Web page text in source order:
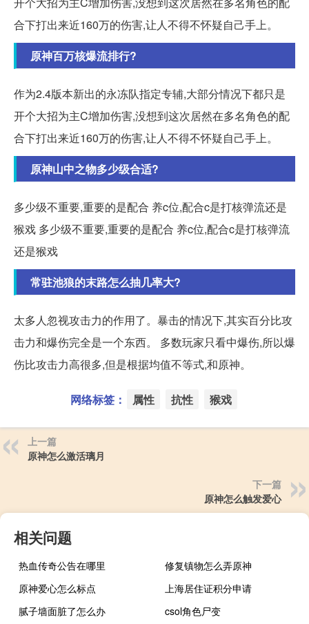
合下打出来近160万的伤害,让人不得不怀疑自己手上。
原神百万核爆流排行?
作为2.4版本新出的永冻队指定专辅,大部分情况下都只是
开个大招为主C增加伤害,没想到这次居然在多名角色的配
合下打出来近160万的伤害,让人不得不怀疑自己手上。
原神山中之物多少级合适?
多少级不重要,重要的是配合 养c位,配合c是打核弹流还是
猴戏 多少级不重要,重要的是配合 养c位,配合c是打核弹流
还是猴戏
常驻池狼的末路怎么抽几率大?
太多人忽视攻击力的作用了。暴击的情况下,其实百分比攻
击力和爆伤完全是一个东西。 多数玩家只看中爆伤,所以爆
伤比攻击力高很多,但是根据均值不等式,和原神。
网络标签： 属性 抗性 猴戏
上一篇
原神怎么激活璃月
下一篇
原神怎么触发爱心
相关问题
热血传奇公告在哪里
修复镇物怎么弄原神
原神爱心怎么标点
上海居住证积分申请
腻子墙面脏了怎么办
csol角色尸变